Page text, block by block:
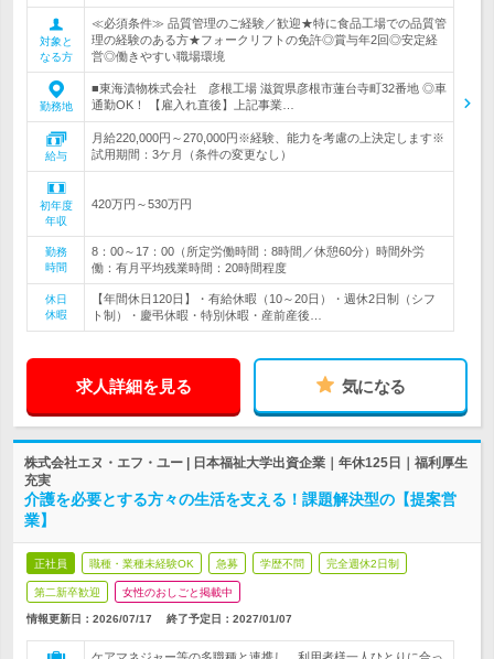
対象と
なる方
≪必須条件≫ 品質管理のご経験／歓迎★特に食品工場での品質管
理の経験のある方★フォークリフトの免許◎賞与年2回◎安定経
営◎働きやすい職場環境
勤務地
■東海漬物株式会社 彦根工場 滋賀県彦根市蓮台寺町32番地 ◎車
通勤OK！ 【雇入れ直後】上記事業…
給与
月給220,000円～270,000円※経験、能力を考慮の上決定します※
試用期間：3ケ月（条件の変更なし）
初年度
年収
420万円～530万円
勤務
時間
8：00～17：00（所定労働時間：8時間／休憩60分）時間外労
働：有月平均残業時間：20時間程度
休日
休暇
【年間休日120日】・有給休暇（10～20日）・週休2日制（シフ
ト制）・慶弔休暇・特別休暇・産前産後…
求人詳細を見る 気になる
株式会社エヌ・エフ・ユー | 日本福祉大学出資企業｜年休125日｜福利厚生
充実
介護を必要とする方々の生活を支える！課題解決型の【提案営
業】
正社員 職種・業種未経験OK 急募 学歴不問 完全週休2日制
第二新卒歓迎 女性のおしごと掲載中
情報更新日：2026/07/17 終了予定日： 2027/01/07